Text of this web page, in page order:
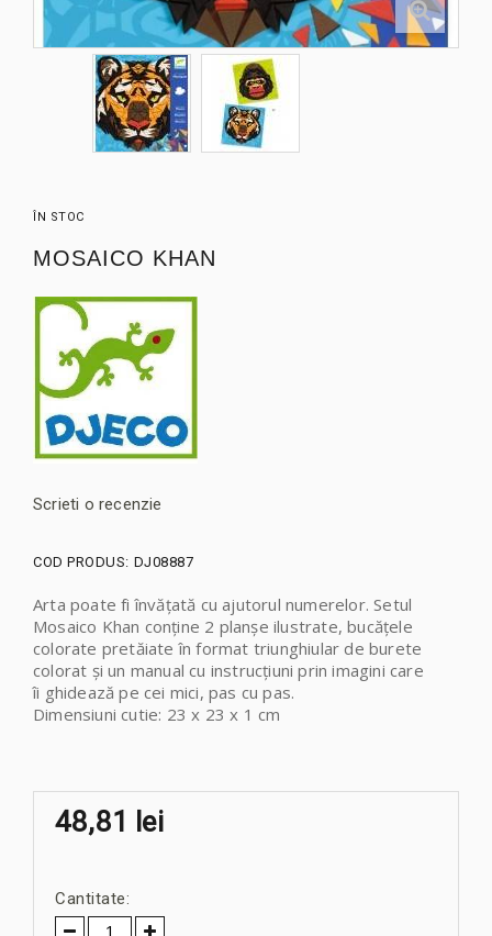
ÎN STOC
MOSAICO KHAN
Scrieti o recenzie
COD PRODUS: DJ08887
Arta poate fi învățată cu ajutorul numerelor. Setul
Mosaico Khan conține 2 planșe ilustrate, bucățele
colorate pretăiate în format triunghiular de burete
colorat și un manual cu instrucțiuni prin imagini care
îi ghidează pe cei mici, pas cu pas.
Dimensiuni cutie: 23 x 23 x 1 cm
48,81 lei
Cantitate: